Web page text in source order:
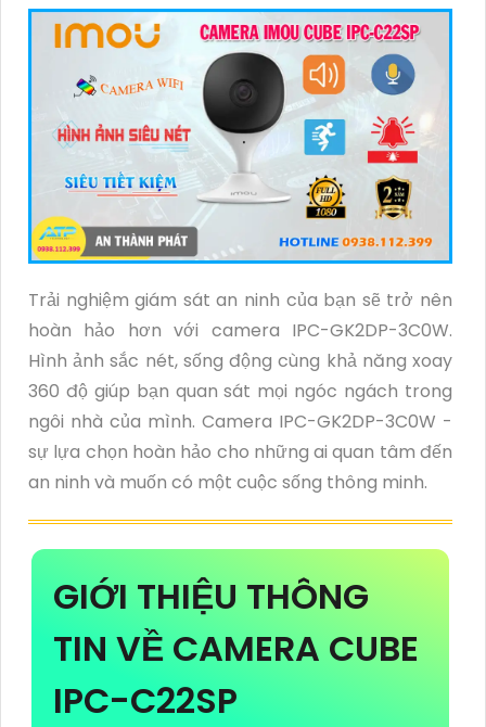
Trải nghiệm giám sát an ninh của bạn sẽ trở nên
hoàn hảo hơn với camera IPC-GK2DP-3C0W.
Hình ảnh sắc nét, sống động cùng khả năng xoay
360 độ giúp bạn quan sát mọi ngóc ngách trong
ngôi nhà của mình. Camera IPC-GK2DP-3C0W -
sự lựa chọn hoàn hảo cho những ai quan tâm đến
an ninh và muốn có một cuộc sống thông minh.
GIỚI THIỆU THÔNG
TIN VỀ CAMERA CUBE
IPC-C22SP